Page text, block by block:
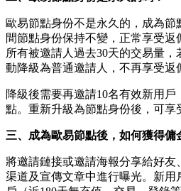
歐易節點身份不是永久的，成為節
間節點身份保持不變，正常享受
所有被邀請人過去30天的交易量，
動降級為普通邀請人，不再享受返
降級後需要再邀請10名有效新用
點。重新升級為節點身份後，可享
三、成為歐易節點後，如何獲得傭
將邀請鏈接或邀請海報分享給好
渠道及宣傳文章中進行曝光。新用